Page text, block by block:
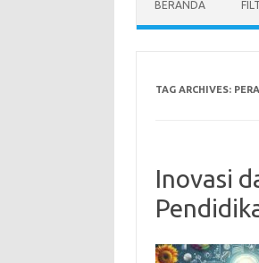
BERANDA
TAG ARCHIVES:
Inovasi